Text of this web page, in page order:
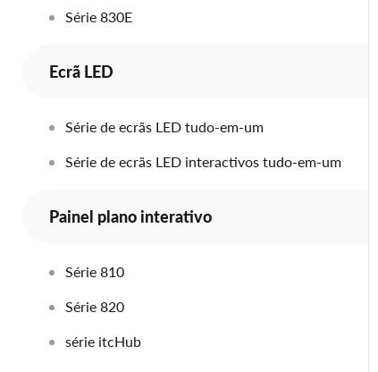
Série 830E
Ecrã LED
Série de ecrãs LED tudo-em-um
Série de ecrãs LED interactivos tudo-em-um
Painel plano interativo
Série 810
Série 820
série itcHub